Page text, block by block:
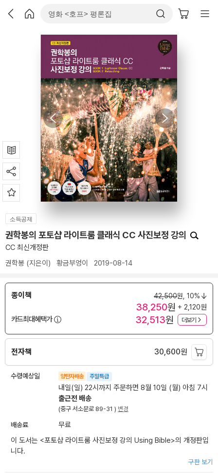
소득공제
권학봉의 포토샵 라이트룸 클래식 CC 사진보정 강의
CC 최신개정판
권학봉 (지은이) 황금부엉이 2019-08-14
종이책 42,500원, 10%
38,250원 + 2,120원
카드최대혜택가
32,513원 더보기
전자책 30,600원
수령예상일 양탄자배송 주말특급
내일(일) 22시까지 주문하면 8월 10일 (월) 아침 7시
출근전 배송
(중구 서소문로 89-31 ) 변경
배송료
무료
이 도서는 <포토샵 라이트룸 사진보정 강의 Using Bible>의 개정판입
니다.
구판 보기